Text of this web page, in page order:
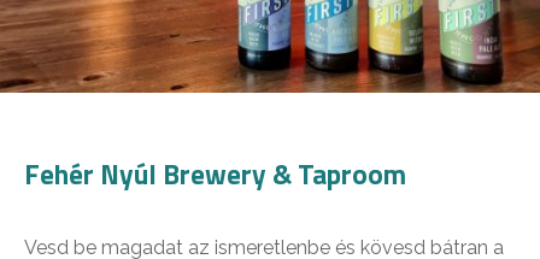
Fehér Nyúl Brewery & Taproom
Vesd be magadat az ismeretlenbe és kövesd bátran a